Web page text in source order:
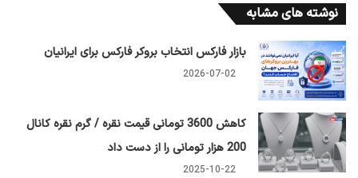
نوشته های مشابه
بازار فارکس انتخاب بروکر فارکس برای ایرانیان
2026-07-02
کاهش 3600 تومانی قیمت نقره / گرم نقره کانال
200 هزار تومانی را از دست داد
2025-10-22